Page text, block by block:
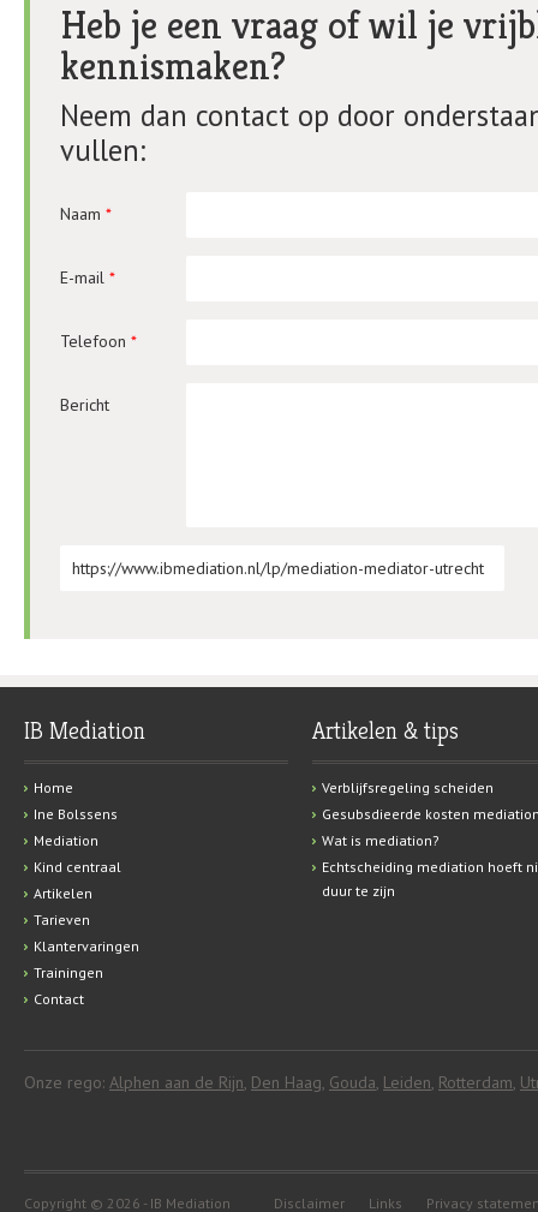
Heb je een vraag of wil je
kennismaken?
Neem dan contact op door
vullen:
Naam *
E-mail *
Telefoon *
Bericht
URL
IB Mediation
Home
Ine Bolssens
Mediation
Kind centraal
Artikelen
Tarieven
Klantervaringen
Trainingen
Contact
Artikelen & tips
Verblijfsregeling scheiden
Gesubsdieerde kosten
Wat is mediation?
Echtscheiding mediation hoeft
duur te zijn
Onze rego: Alphen aan de Rijn, Den Haag, Gouda, Leiden, Rotterdam,
Copyright © 2026 - IB Mediation Disclaimer Links Privacy